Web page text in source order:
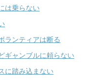
は乗らない
ランティアは断る
ギャンブルに頼らない
に踏み込まない